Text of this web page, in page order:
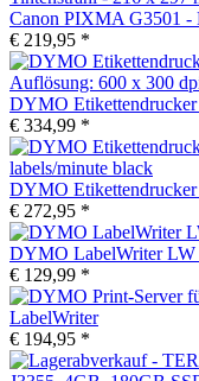
Canon PIXMA G3501 -
€ 219,95 *
DYMO
€ 334,99 *
DYMO Etikettendrucker
€ 272,95 *
DYMO LabelWriter LW
€ 129,99 *
LabelWriter
€ 194,95 *